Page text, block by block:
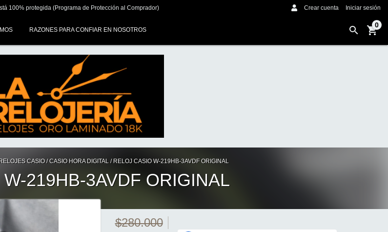
100% protegida (Programa de Protección al Comprador) Crear cuenta Iniciar sesión
RAZONES PARA CONFIAR EN NOSOTROS
0
RELOJES CASIO / CASIO HORA DIGITAL / RELOJ CASIO W-219HB-3AVDF ORIGINAL
219HB-3AVDF ORIGINAL
$280.000